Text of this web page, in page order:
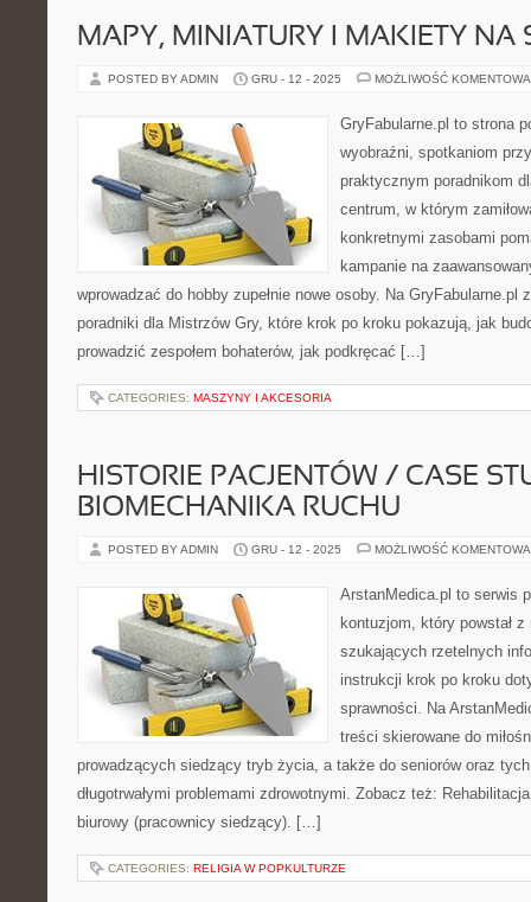
MAPY, MINIATURY I MAKIETY NA
POSTED BY ADMIN GRU - 12 - 2025 MOŻLIWOŚĆ
GryFabularne.pl to strona
wyobraźni, spotkaniom
praktycznym poradnikom
centrum, w którym
konkretnymi zasobami
kampanie na
wprowadzać do hobby zupełnie nowe osoby. Na GryFabularne.pl
poradniki dla Mistrzów Gry, które krok po kroku pokazują, jak
prowadzić zespołem bohaterów, jak podkręcać […]
CATEGORIES: MASZYNY I AKCESORIA
HISTORIE PACJENTÓW / CASE
BIOMECHANIKA RUCHU
POSTED BY ADMIN GRU - 12 - 2025 MOŻLIWOŚĆ
ArstanMedica.pl to serwis
kontuzjom, który powstał
szukających rzetelnych
instrukcji krok po kroku
sprawności. Na
treści skierowane do
prowadzących siedzący tryb życia, a także do seniorów oraz
długotrwałymi problemami zdrowotnymi. Zobacz też:
biurowy (pracownicy siedzący). […]
CATEGORIES: RELIGIA W POPKULTURZE